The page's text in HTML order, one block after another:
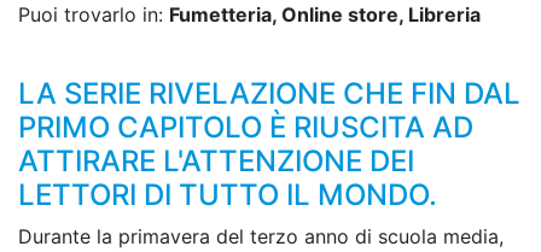
Puoi trovarlo in: Fumetteria, Online store, Libreria
LA SERIE RIVELAZIONE CHE FIN DAL
PRIMO CAPITOLO È RIUSCITA AD
ATTIRARE L'ATTENZIONE DEI
LETTORI DI TUTTO IL MONDO.
Durante la primavera del terzo anno di scuola media,